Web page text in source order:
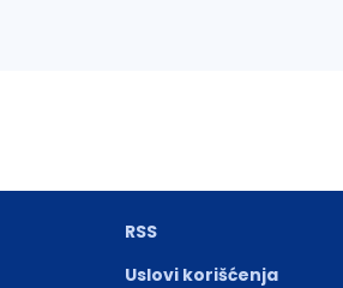
RSS
Uslovi korišćenja